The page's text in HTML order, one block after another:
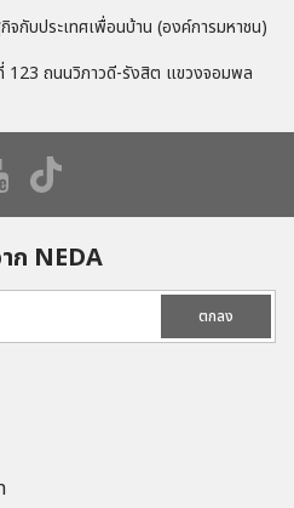
กับประเทศเพื่อนบ้าน (องค์การมหาชน)
123 ถนนวิภาวดี-รังสิต แขวงจอมพล
ก NEDA
ตกลง